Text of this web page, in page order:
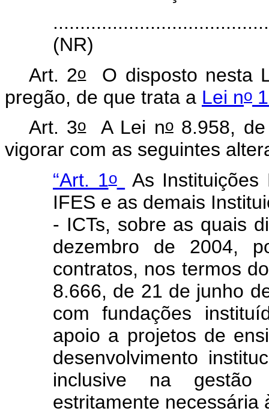
(NR)
Art. 2oO disposto nesta
pregão, de que trata a Lei no
Art. 3oA Lei no8.958, de
vigorar com as seguintes
“Art. 1o
As
IFES e as demais
- ICTs, sobre as quais
dezembro de 2004,
contratos, nos termos
8.666, de 21 de junho
com fundações
apoio a projetos de
desenvolvimento
inclusive na gestão
estritamente